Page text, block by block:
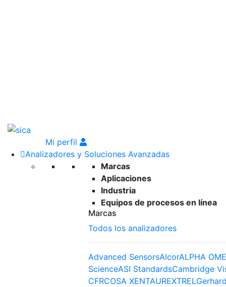
Mi perfil
Analizadores y Soluciones Avanzadas
Marcas
Aplicaciones
Industria
Equipos de procesos en línea
Marcas
Todos los analizadores
Advanced SensorsAlcorALPHA
ScienceASI StandardsCambridge
CFRCOSA XENTAUREXTREL